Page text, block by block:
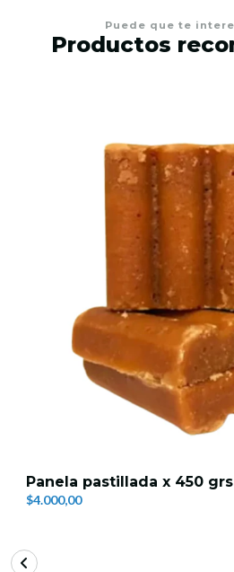
Puede que te
Productos
Panela pastillada x 450 grs
$4.000,00